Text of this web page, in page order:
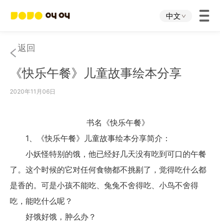
中文
首页
叫叫App
关于我们
下载中心
返回
《快乐午餐》儿童故事绘本分享
2020年11月06日
书名《快乐午餐》
1、《快乐午餐》儿童故事绘本分享简介：
小妖怪特别的饿，他已经好几天没有吃到可口的午餐
了。这个时候的它对任何食物都不挑剔了，觉得吃什么都
是香的。可是小孩不能吃、兔兔不舍得吃、小鸟不舍得
吃，能吃什么呢？
好饿好饿，肿么办？